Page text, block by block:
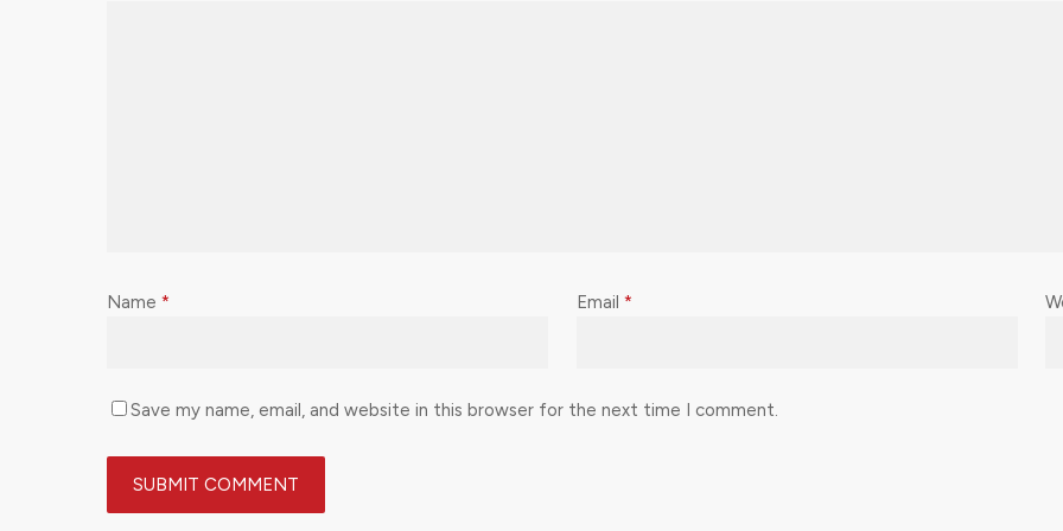
Name * Email *
Save my name, email, and website in this browser for the next time I comment.